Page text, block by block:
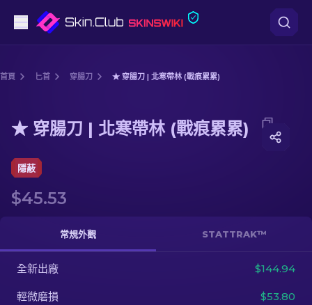
步槍
匕首
手套
武器箱
其他
首頁 匕首 穿腸刀 ★ 穿腸刀 | 北寒帶林 (戰痕累累)
Media of ★ 穿腸刀 | 北寒帶林 (戰痕累累)
★ 穿腸刀 | 北寒帶林 (戰痕累累)
隱蔽
$45.53
常規外觀 STATTRAK™
全新出廠 $144.94
輕微磨損 $53.80